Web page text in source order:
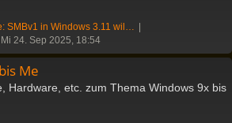
SMBv1 in Windows 3.11 wil…
Mi 24. Sep 2025, 18:54
Me
Hardware, etc. zum Thema Windows 9x bis